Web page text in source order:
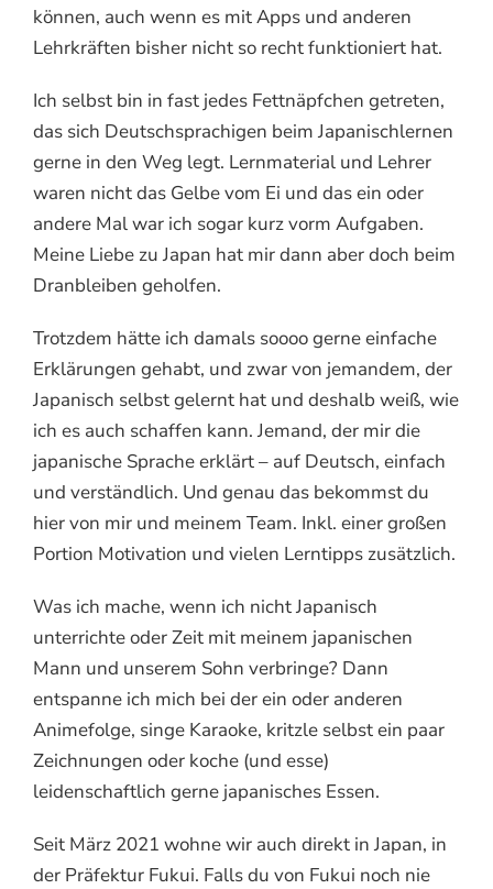
können, auch wenn es mit Apps und anderen
Lehrkräften bisher nicht so recht funktioniert hat.
Ich selbst bin in fast jedes Fettnäpfchen getreten,
das sich Deutschsprachigen beim Japanischlernen
gerne in den Weg legt. Lernmaterial und Lehrer
waren nicht das Gelbe vom Ei und das ein oder
andere Mal war ich sogar kurz vorm Aufgaben.
Meine Liebe zu Japan hat mir dann aber doch beim
Dranbleiben geholfen.
Trotzdem hätte ich damals soooo gerne einfache
Erklärungen gehabt, und zwar von jemandem, der
Japanisch selbst gelernt hat und deshalb weiß, wie
ich es auch schaffen kann. Jemand, der mir die
japanische Sprache erklärt – auf Deutsch, einfach
und verständlich. Und genau das bekommst du
hier von mir und meinem Team. Inkl. einer großen
Portion Motivation und vielen Lerntipps zusätzlich.
Was ich mache, wenn ich nicht Japanisch
unterrichte oder Zeit mit meinem japanischen
Mann und unserem Sohn verbringe? Dann
entspanne ich mich bei der ein oder anderen
Animefolge, singe Karaoke, kritzle selbst ein paar
Zeichnungen oder koche (und esse)
leidenschaftlich gerne japanisches Essen.
Seit März 2021 wohne wir auch direkt in Japan, in
der Präfektur Fukui. Falls du von Fukui noch nie